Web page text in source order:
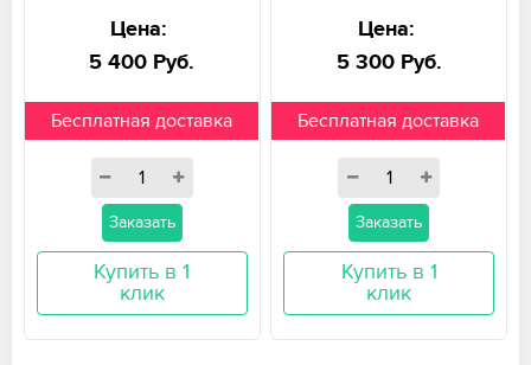
Цена:
5 400 Руб.
Бесплатная доставка
Заказать
Купить в 1
клик
Цена:
5 300 Руб.
Бесплатная доставка
Заказать
Купить в 1
клик